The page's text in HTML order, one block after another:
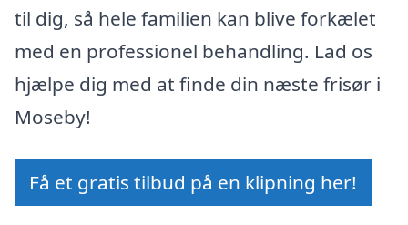
til dig, så hele familien kan blive forkælet
med en professionel behandling. Lad os
hjælpe dig med at finde din næste frisør i
Moseby!
Få et gratis tilbud på en klipning her!